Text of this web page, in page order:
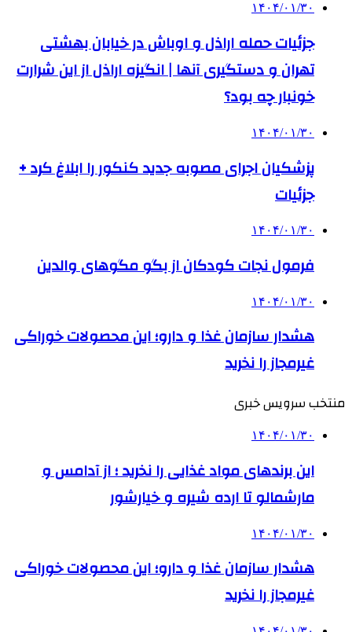
۱۴۰۴/۰۱/۳۰
جزئیات حمله اراذل و اوباش در خیابان بهشتی
تهران و دستگیری آنها | انگیزه اراذل از این شرارت
خونبار چه بود؟
۱۴۰۴/۰۱/۳۰
پزشکیان اجرای مصوبه جدید کنکور را ابلاغ کرد +
جزئیات
۱۴۰۴/۰۱/۳۰
فرمول نجات کودکان از بگو مگوهای والدین
۱۴۰۴/۰۱/۳۰
هشدار سازمان غذا و دارو؛ این محصولات خوراکی
غیرمجاز را نخرید
منتخب سرویس خبری
۱۴۰۴/۰۱/۳۰
این برندهای مواد غذایی را نخرید ؛ از آدامس و
مارشمالو تا ارده شیره و خیارشور
۱۴۰۴/۰۱/۳۰
هشدار سازمان غذا و دارو؛ این محصولات خوراکی
غیرمجاز را نخرید